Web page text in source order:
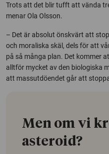
Trots att det blir tufft att vända
menar Ola Olsson.
– Det är absolut önskvärt att
och moraliska skäl, dels för att
på så många plan. Det kommer
alltför mycket av den biologiska
att massutdöendet går att
Men om vi
asteroid?